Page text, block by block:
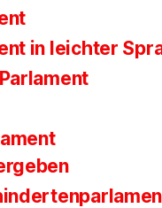
in leichter